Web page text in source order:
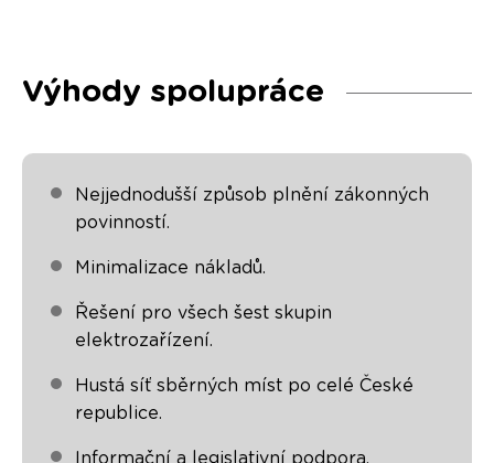
Výhody spolupráce
Nejjednodušší způsob plnění zákonných
povinností.
Minimalizace nákladů.
Řešení pro všech šest skupin
elektrozařízení.
Hustá síť sběrných míst po celé České
republice.
Informační a legislativní podpora.